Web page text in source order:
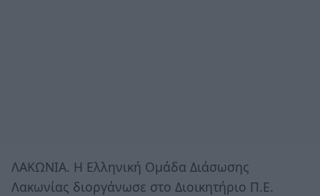
ΛΑΚΩΝΙΑ. Η Ελληνική Ομάδα Διάσωσης
Λακωνίας διοργάνωσε στο Διοικητήριο Π.Ε.